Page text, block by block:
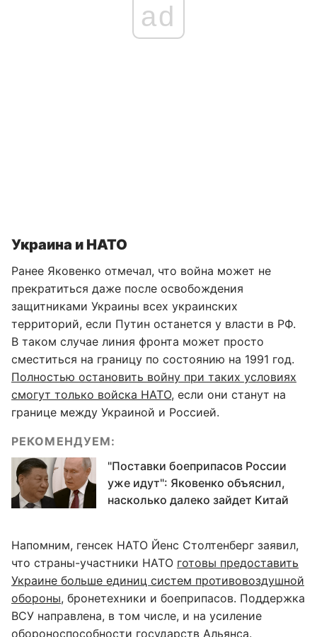
ad
Украина и НАТО
Ранее Яковенко отмечал, что война может не
прекратиться даже после освобождения
защитниками Украины всех украинских
территорий, если Путин останется у власти в РФ.
В таком случае линия фронта может просто
сместиться на границу по состоянию на 1991 год.
Полностью остановить войну при таких условиях
смогут только войска НАТО, если они станут на
границе между Украиной и Россией.
РЕКОМЕНДУЕМ:
"Поставки боеприпасов России
уже идут": Яковенко объяснил,
насколько далеко зайдет Китай
Напомним, генсек НАТО Йенс Столтенберг заявил,
что страны-участники НАТО готовы предоставить
Украине больше единиц систем противовоздушной
обороны, бронетехники и боеприпасов. Поддержка
ВСУ направлена, в том числе, и на усиление
обороноспособности государств Альянса.